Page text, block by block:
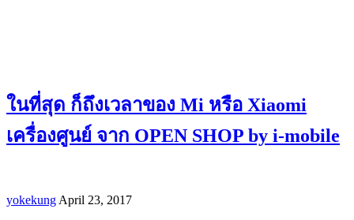
ในที่สุด ก็ถึงเวลาของ Mi หรือ Xiaomi
เครื่องศูนย์ จาก OPEN SHOP by i-mobile
yokekung April 23, 2017